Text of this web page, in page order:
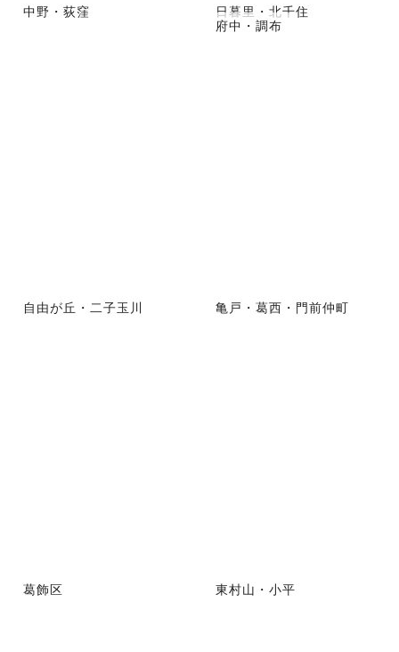
中野・荻窪
日暮里・北千住
府中・調布
自由が丘・二子玉川 亀戸・葛西・門前仲町
葛飾区 東村山・小平